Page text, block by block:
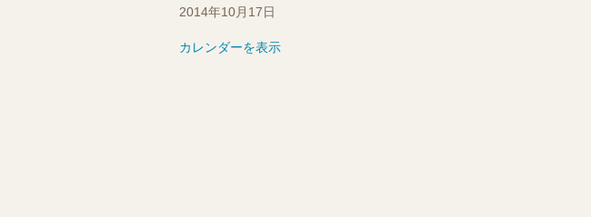
ル
ー
2014年10月17日
カレンダーを表示